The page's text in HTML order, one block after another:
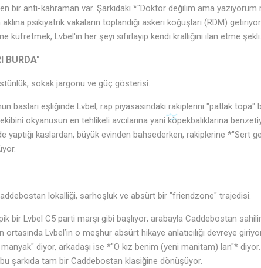
bir anti-kahraman var. Şarkıdaki *"Doktor değilim ama
psikiyatrik vakaların toplandığı askeri koğuşları (RDM)
Lvbel'in her şeyi sıfırlayıp kendi krallığını ilan etme şekli.
BURDA"
sokak jargonu ve güç gösterisi.
basları eşliğinde Lvbel, rap piyasasındaki rakiplerini "patlak topa"
okyanusun en tehlikeli avcılarına yani köpekbalıklarına
yaptığı kaslardan, büyük evinden bahsederken, rakiplerine *"Sert
lokalliği, sarhoşluk ve absürt bir "friendzone" trajedisi.
bir Lvbel C5 parti marşı gibi başlıyor; arabayla Caddebostan
ortasında Lvbel’in o meşhur absürt hikaye anlatıcılığı devreye
manyak" diyor, arkadaşı ise *"O kız benim (yeni manitam) lan"*
şarkıda tam bir Caddebostan klasiğine dönüşüyor.